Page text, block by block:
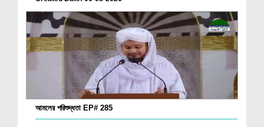
আমলের পরিশুদ্ধতা EP# 285